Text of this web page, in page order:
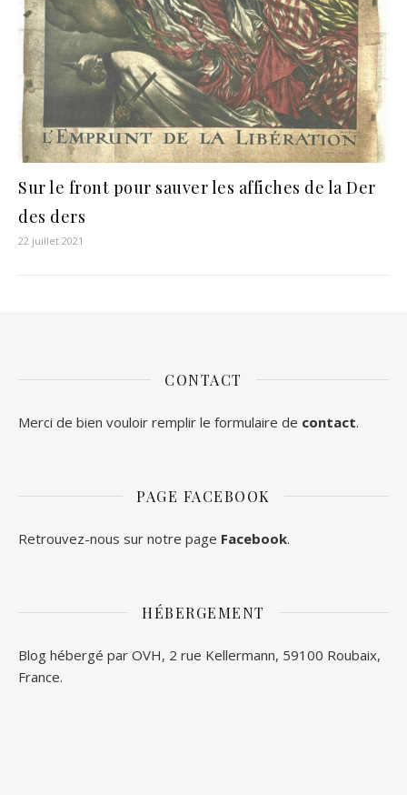
Sur le front pour sauver les affiches de la Der
des ders
22 juillet 2021
CONTACT
Merci de bien vouloir remplir le formulaire de contact.
PAGE FACEBOOK
Retrouvez-nous sur notre page Facebook.
HÉBERGEMENT
Blog hébergé par OVH, 2 rue Kellermann, 59100 Roubaix,
France.